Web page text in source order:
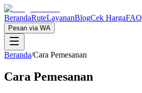
BerandaRuteLayananBlogCek HargaFAQ
Pesan via WA
Beranda/Cara Pemesanan
Cara Pemesanan